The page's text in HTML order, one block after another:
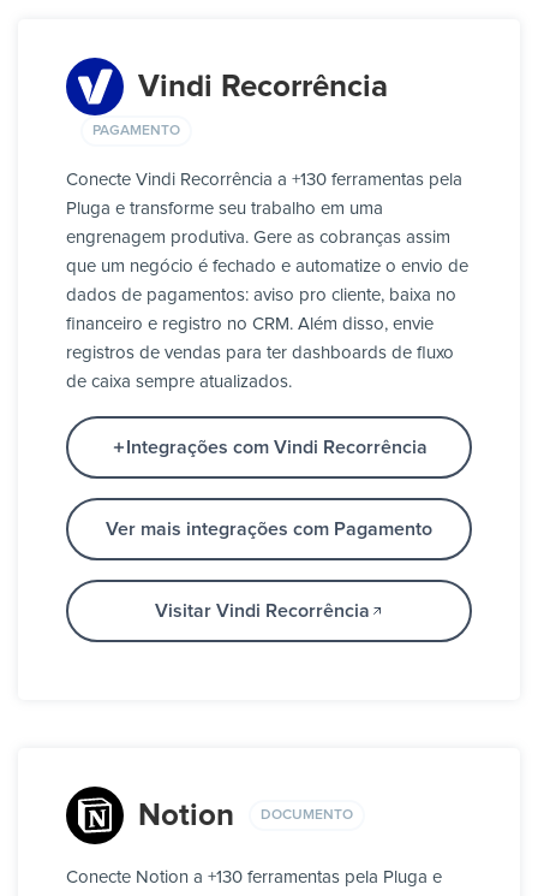
Vindi Recorrência
PAGAMENTO
Conecte Vindi Recorrência a +130 ferramentas pela
Pluga e transforme seu trabalho em uma
engrenagem produtiva. Gere as cobranças assim
que um negócio é fechado e automatize o envio de
dados de pagamentos: aviso pro cliente, baixa no
financeiro e registro no CRM. Além disso, envie
registros de vendas para ter dashboards de fluxo
de caixa sempre atualizados.
Integrações com Vindi Recorrência
Ver mais integrações com Pagamento
Visitar Vindi Recorrência
Notion DOCUMENTO
Conecte Notion a +130 ferramentas pela Pluga e